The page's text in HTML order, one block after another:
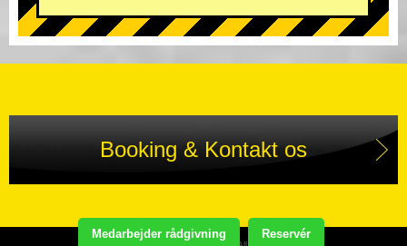
Medarbejder rådgivning Reservér
Booking & Kontakt os